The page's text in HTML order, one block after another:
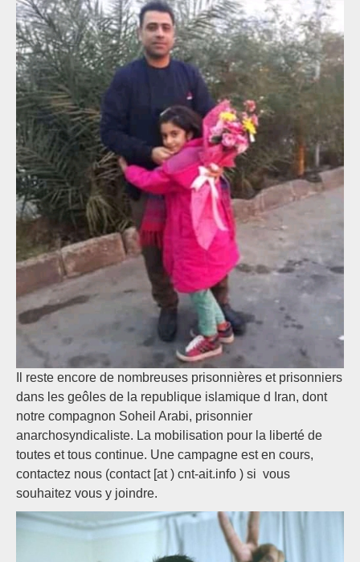
Il reste encore de nombreuses prisonnières et prisonniers
dans les geôles de la republique islamique d Iran, dont
notre compagnon Soheil Arabi, prisonnier
anarchosyndicaliste. La mobilisation pour la liberté de
toutes et tous continue. Une campagne est en cours,
contactez nous (contact [at ) cnt-ait.info ) si vous
souhaitez vous y joindre.